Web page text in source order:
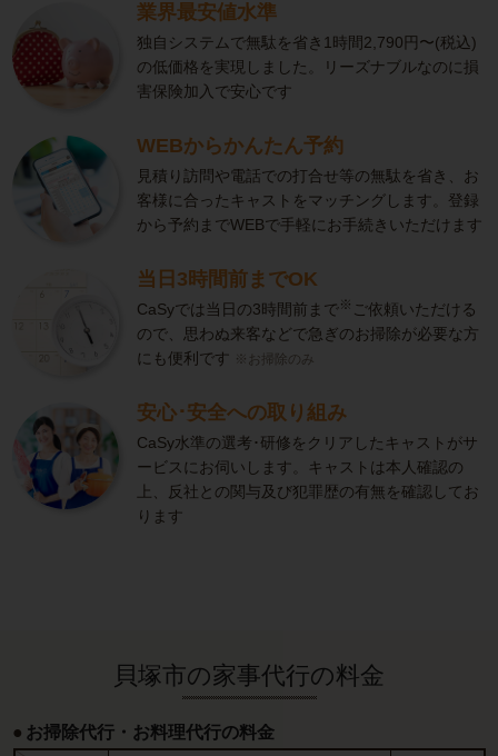
業界最安値水準
独自システムで無駄を省き1時間2,790円〜(税込)
の低価格を実現しました。リーズナブルなのに損
害保険加入で安心です
WEBからかんたん予約
見積り訪問や電話での打合せ等の無駄を省き、お
客様に合ったキャストをマッチングします。登録
から予約までWEBで手軽にお手続きいただけます
当日3時間前までOK
CaSyでは当日の3時間前まで※ ご依頼いただける
ので、思わぬ来客などで急ぎのお掃除が必要な方
にも便利です ※お掃除のみ
安心･安全への取り組み
CaSy水準の選考･研修をクリアしたキャストがサ
ービスにお伺いします。キャストは本人確認の
上、反社との関与及び犯罪歴の有無を確認してお
ります
貝塚市の家事代行の料金
お掃除代行・お料理代行の料金